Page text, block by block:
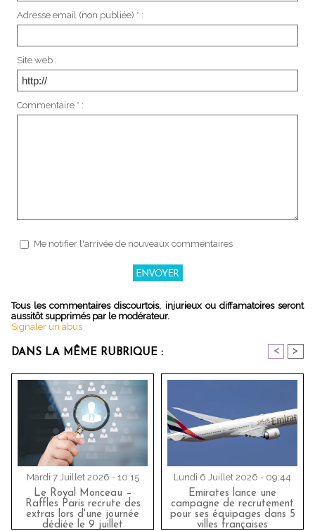
Adresse email (non publiée) * :
Site web :
Commentaire * :
Me notifier l'arrivée de nouveaux commentaires
Tous les commentaires discourtois, injurieux ou diffamatoires seront
aussitôt supprimés par le modérateur.
Signaler un abus
DANS LA MÊME RUBRIQUE : < >
Mardi 7 Juillet 2026 - 10:15
Le Royal Monceau –
Raffles Paris recrute des
extras lors d'une journée
dédiée le 9 juillet
Lundi 6 Juillet 2026 - 09:44
Emirates lance une
campagne de recrutement
pour ses équipages dans 5
villes françaises